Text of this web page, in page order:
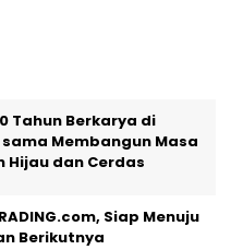
Tahun Berkarya di
Membangun Masa
Hijau dan Cerdas
Siap Menuju
Berikutnya